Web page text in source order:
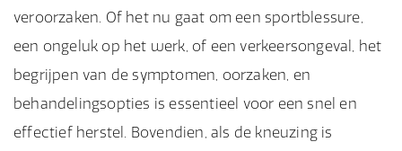
veroorzaken. Of het nu gaat om een sportblessure,
een ongeluk op het werk, of een verkeersongeval, het
begrijpen van de symptomen, oorzaken, en
behandelingsopties is essentieel voor een snel en
effectief herstel. Bovendien, als de kneuzing is